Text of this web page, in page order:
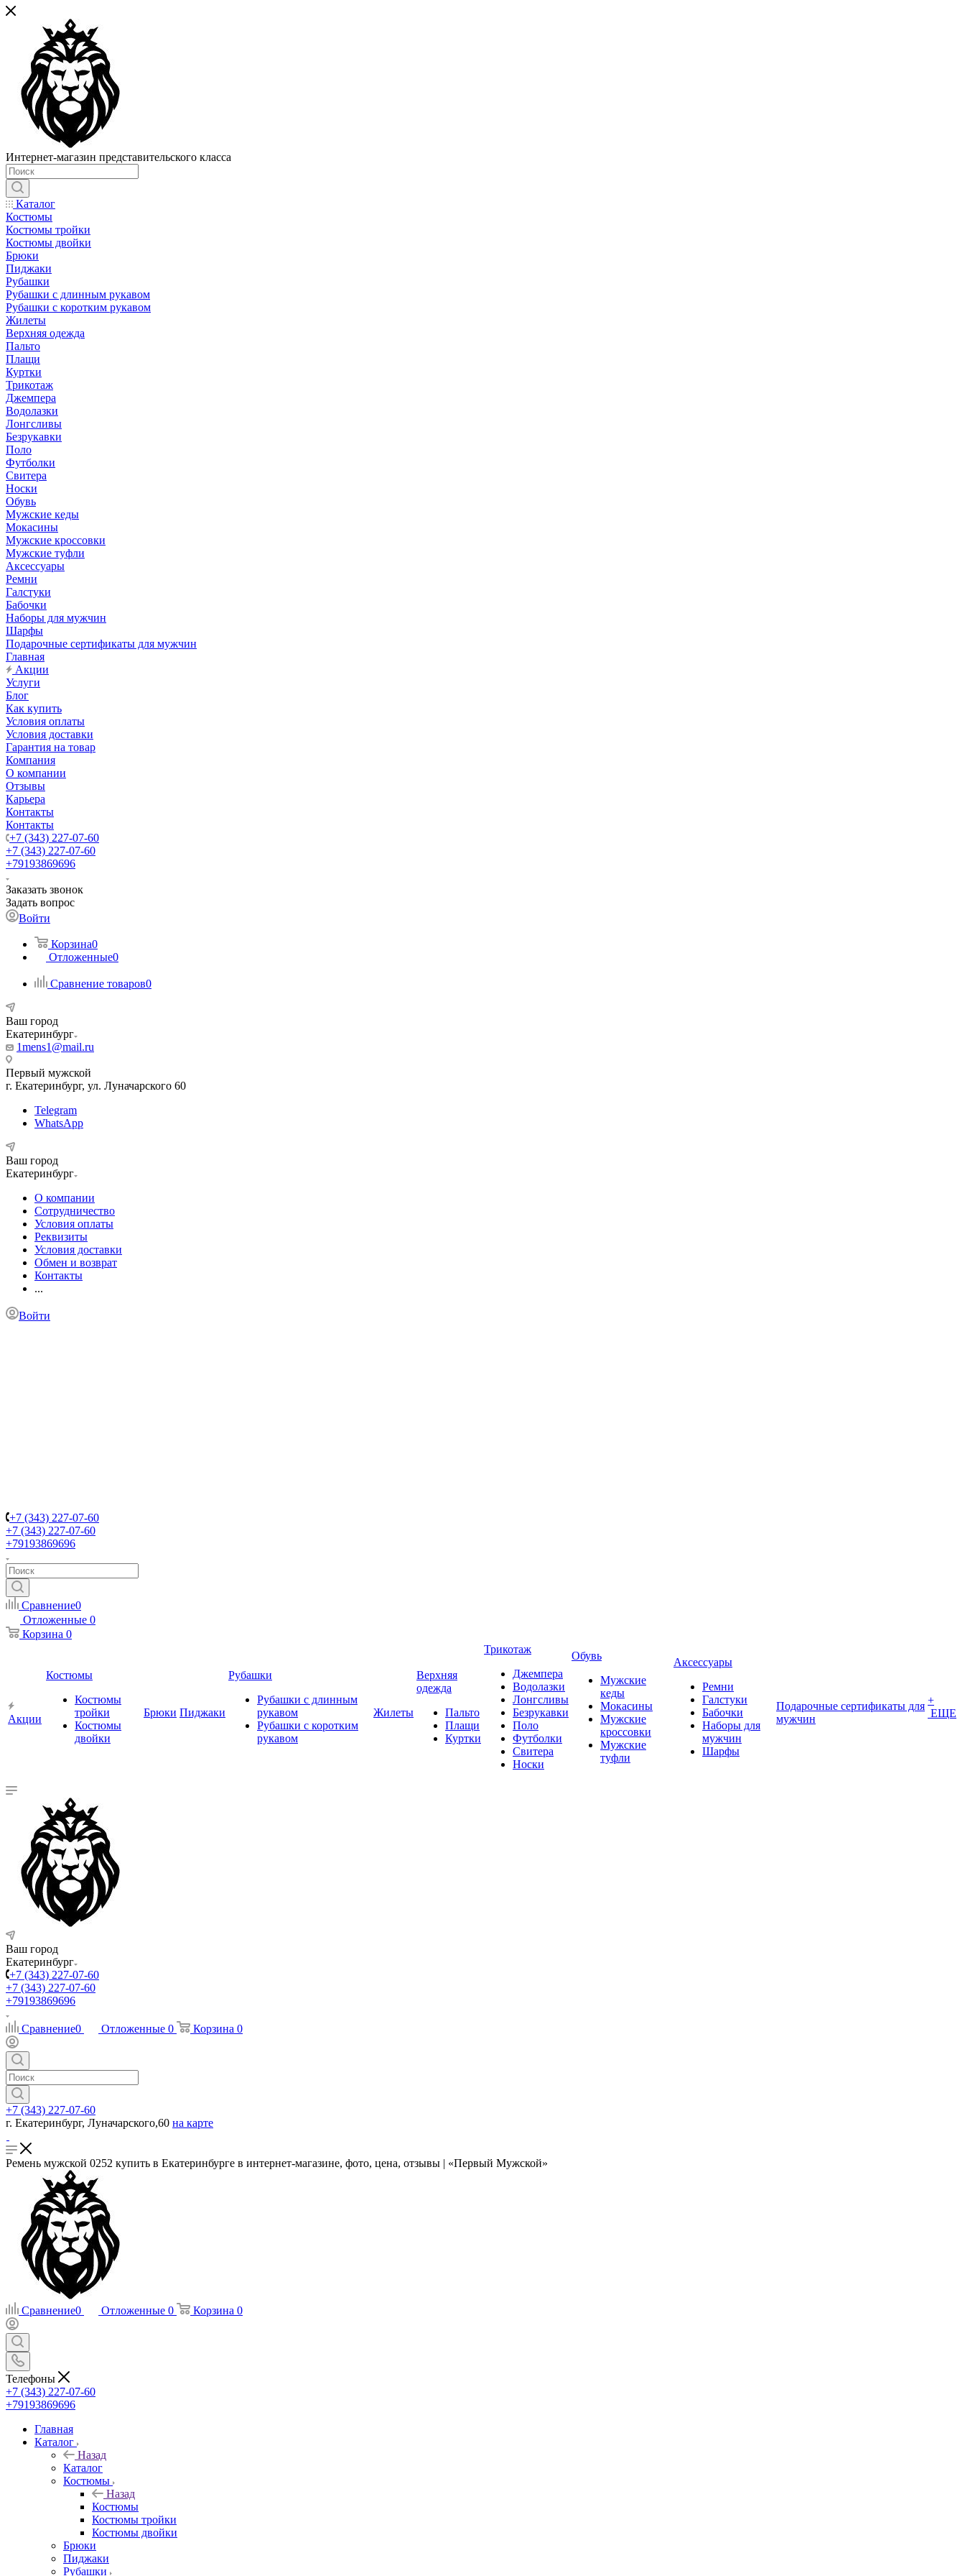
Интернет-магазин представительского класса
Каталог
Костюмы
Костюмы тройки
Костюмы двойки
Брюки
Пиджаки
Рубашки
Рубашки с длинным рукавом
Рубашки с коротким рукавом
Жилеты
Верхняя одежда
Пальто
Плащи
Куртки
Трикотаж
Джемпера
Водолазки
Лонгсливы
Безрукавки
Поло
Футболки
Свитера
Носки
Обувь
Мужские кеды
Мокасины
Мужские кроссовки
Мужские туфли
Аксессуары
Ремни
Галстуки
Бабочки
Наборы для мужчин
Шарфы
Подарочные сертификаты для мужчин
Главная
Акции
Услуги
Блог
Как купить
Условия оплаты
Условия доставки
Гарантия на товар
Компания
О компании
Отзывы
Карьера
Контакты
Контакты
+7 (343) 227-07-60
+7 (343) 227-07-60
+79193869696
Заказать звонок
Задать вопрос
Войти
Корзина0
Отложенные0
Сравнение товаров0
Ваш город
Екатеринбург
1mens1@mail.ru
Первый мужской
г. Екатеринбург, ул. Луначарского 60
Telegram
WhatsApp
Ваш город
Екатеринбург
О компании
Сотрудничество
Условия оплаты
Реквизиты
Условия доставки
Обмен и возврат
Контакты
...
Войти
+7 (343) 227-07-60
+7 (343) 227-07-60
+79193869696
Сравнение0
Отложенные 0
Корзина 0
Акции
Костюмы
Костюмы
тройки
Костюмы
двойки
Брюки Пиджаки
Рубашки
Рубашки с длинным
рукавом
Рубашки с коротким
рукавом
Жилеты
Верхняя
одежда
Пальто
Плащи
Куртки
Трикотаж
Джемпера
Водолазки
Лонгсливы
Безрукавки
Поло
Футболки
Свитера
Носки
Обувь
Мужские
кеды
Мокасины
Мужские
кроссовки
Мужские
туфли
Аксессуары
Ремни
Галстуки
Бабочки
Наборы для
мужчин
Шарфы
Подарочные сертификаты для
мужчин
+
ЕЩЕ
Ваш город
Екатеринбург
+7 (343) 227-07-60
+7 (343) 227-07-60
+79193869696
Сравнение0 Отложенные 0 Корзина 0
+7 (343) 227-07-60
г. Екатеринбург, Луначарского,60 на карте
Ремень мужской 0252 купить в Екатеринбурге в интернет-магазине, фото, цена, отзывы | «Первый Мужской»
Сравнение0 Отложенные 0 Корзина 0
Телефоны
+7 (343) 227-07-60
+79193869696
Главная
Каталог
Назад
Каталог
Костюмы
Назад
Костюмы
Костюмы тройки
Костюмы двойки
Брюки
Пиджаки
Рубашки